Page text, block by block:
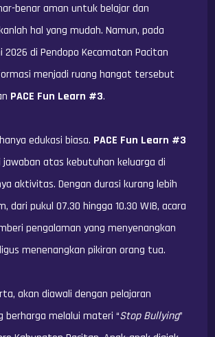
benar aman untuk belajar dan
hal yang mudah. Namun, pada
2026 di Pendopo Kecamatan Pacitan
menjadi ruang hangat tersebut
PACE Fun Learn #3.
edukasi biasa. PACE Fun Learn #3
jawaban atas kebutuhan keluarga di
aktivitas. Dengan durasi kurang lebih
dari pukul 07.30 hingga 10.30 WIB, acara
pengalaman yang menyenangkan
menenangkan pikiran orang tua.
akan diawali dengan pelajaran
berharga melalui materi “Stop Bullying”